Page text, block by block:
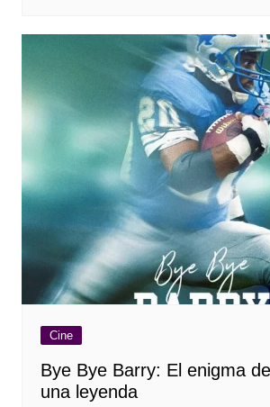
Cine
Bye Bye Barry: El enigma
una leyenda